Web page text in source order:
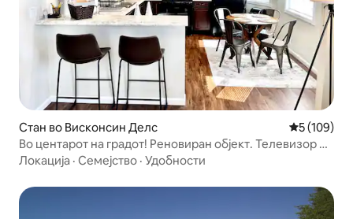
Стан во Висконсин Делс Просечна
5 (109)
Во центарот на градот! Реновиран објект. Телевизор на
отворено + огниште + скара!
Локација · Семејство · Удобности